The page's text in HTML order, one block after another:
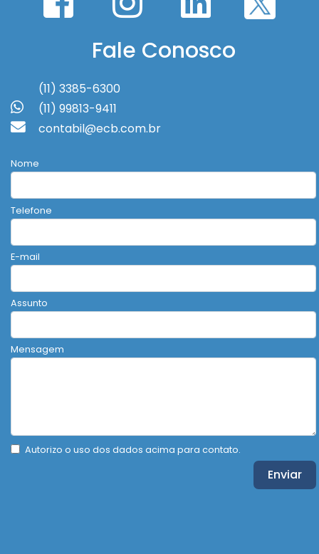
Fale Conosco
(11) 3385-6300
(11) 99813-9411
contabil@ecb.com.br
Nome
Telefone
E-mail
Assunto
Mensagem
Autorizo o uso dos dados acima para contato.
Enviar